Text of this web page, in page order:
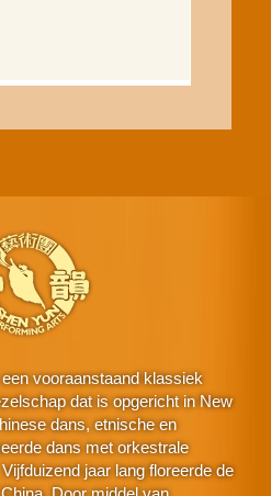
vooraanstaand klassiek
dat is opgericht in New
dans, etnische en
dans met orkestrale
jaar lang floreerde de